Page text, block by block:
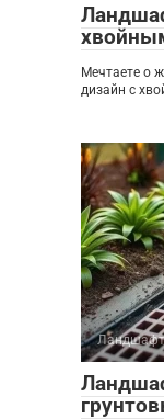
Мечтаете о
дизайн с